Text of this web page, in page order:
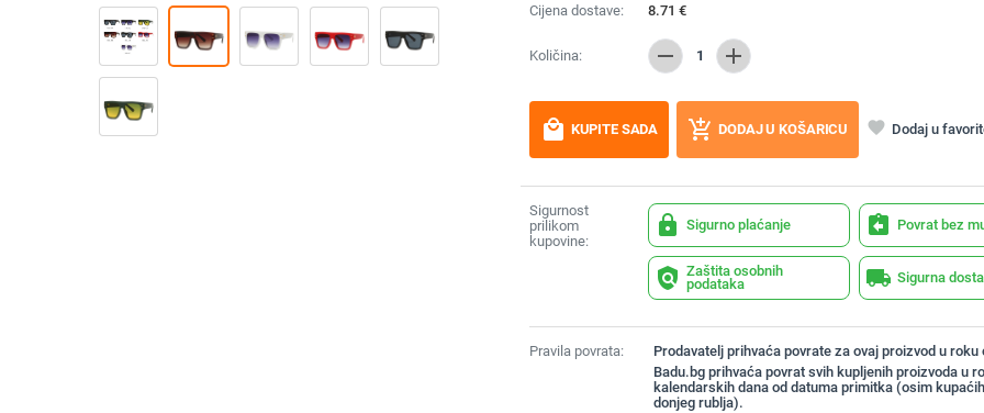
Cijena dostave:
8.71 €
Količina: remove 1 add
local_mall KUPITE SADA add_shopping_cart DODAJ U KOŠARICU favorite Dodaj u
Sigurnost
prilikom
kupovine:
lock Sigurno plaćanje assignment_return Povrat bez
policy Zaštita osobnih
podataka
local_shipping Sigurna
Pravila povrata:
Prodavatelj prihvaća povrate za ovaj proizvod u roku
Badu.bg prihvaća povrat svih kupljenih proizvoda u
kalendarskih dana od datuma primitka (osim
donjeg rublja).